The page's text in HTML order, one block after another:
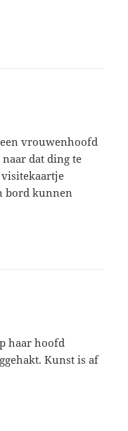
vrouwenhoofd
dat ding te
visitekaartje
bord kunnen
haar hoofd
Kunst is af